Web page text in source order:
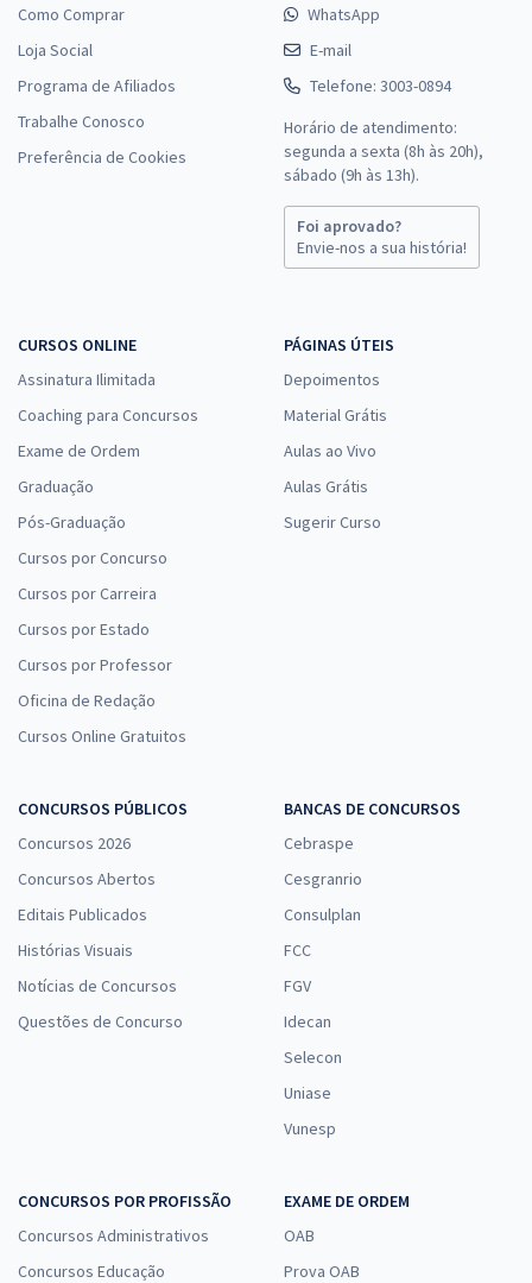
Como Comprar
Loja Social
Programa de Afiliados
Trabalhe Conosco
Preferência de Cookies
WhatsApp
E-mail
Telefone: 3003-0894
Horário de atendimento:
segunda a sexta (8h às 20h),
sábado (9h às 13h).
Foi aprovado?
Envie-nos a sua história!
CURSOS ONLINE
Assinatura Ilimitada
Coaching para Concursos
Exame de Ordem
Graduação
Pós-Graduação
Cursos por Concurso
Cursos por Carreira
Cursos por Estado
Cursos por Professor
Oficina de Redação
Cursos Online Gratuitos
PÁGINAS ÚTEIS
Depoimentos
Material Grátis
Aulas ao Vivo
Aulas Grátis
Sugerir Curso
CONCURSOS PÚBLICOS
Concursos 2026
Concursos Abertos
Editais Publicados
Histórias Visuais
Notícias de Concursos
Questões de Concurso
BANCAS DE CONCURSOS
Cebraspe
Cesgranrio
Consulplan
FCC
FGV
Idecan
Selecon
Uniase
Vunesp
CONCURSOS POR PROFISSÃO
Concursos Administrativos
Concursos Educação
EXAME DE ORDEM
OAB
Prova OAB